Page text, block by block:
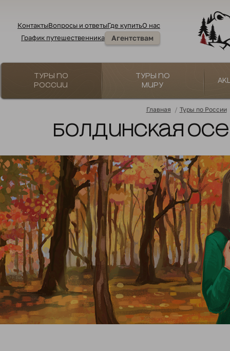
КонтактыВопросы и ответыГде купитьО нас
График путешественника
Агентствам
Туры по
России
Туры по
миру
Главная / Туры по России
Болдинская